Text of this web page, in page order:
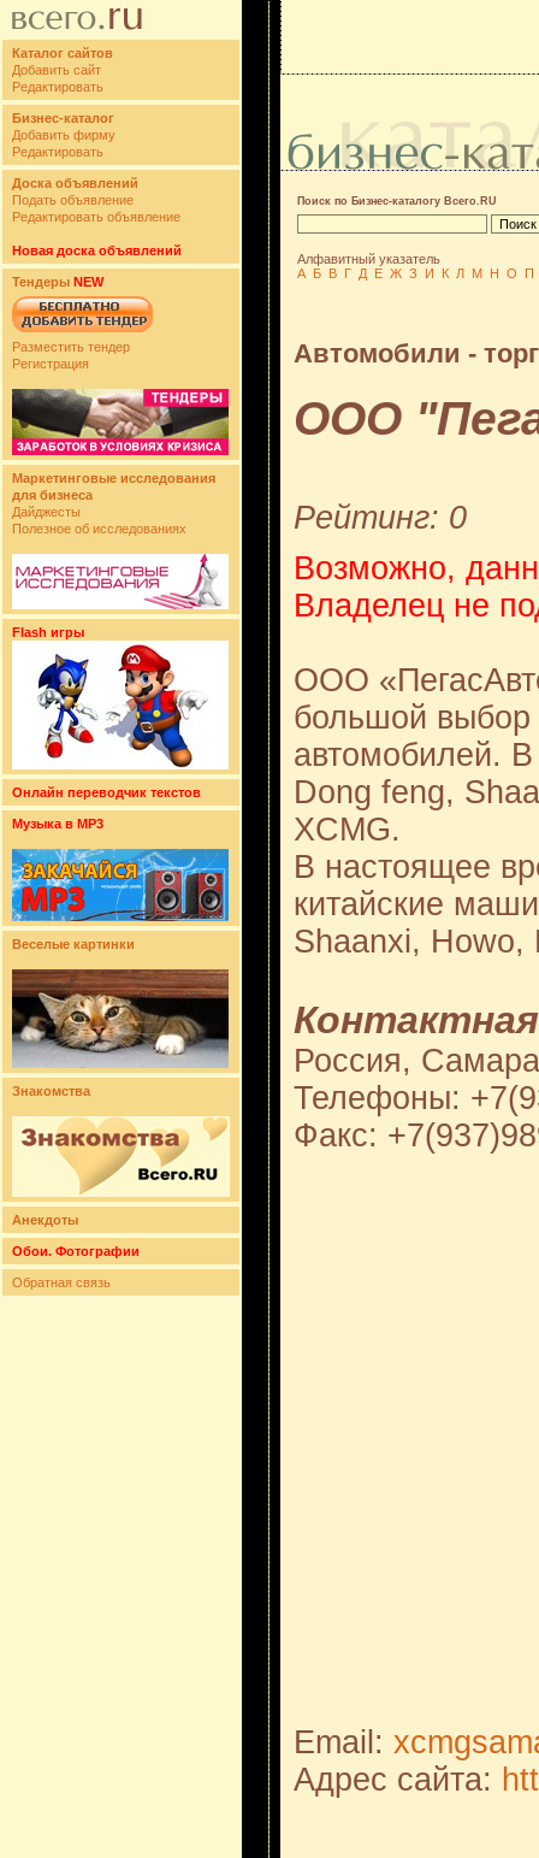
Каталог сайтов
Добавить сайт
Редактировать
Бизнес-каталог
Добавить фирму
Редактировать
Доска объявлений
Подать объявление
Редактировать объявление
Новая доска объявлений
Тендеры NEW
Разместить тендер
Регистрация
Маркетинговые исследования
для бизнеса
Дайджесты
Полезное об исследованиях
Flash игры
Онлайн переводчик текстов
Музыка в MP3
Веселые картинки
Знакомства
Анекдоты
Обои. Фотографии
Обратная связь
Поиск по Бизнес-каталогу Всего.RU
Алфавитный указатель
А Б В Г Д Е Ж З И К Л М Н О П
Автомобили -
ООО
Рейтинг: 0
Возможно,
Владелец не
ООО
большой выбор
автомобилей.
Dong feng,
XCMG.
В настоящее
китайские
Shaanxi, Howo,
Россия,
Телефоны:
Факс:
Email:
Адрес сайта: